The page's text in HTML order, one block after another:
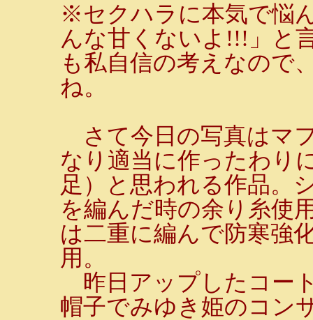
※セクハラに本気で悩
んな甘くないよ!!!」と
も私自信の考えなので
ね。
さて今日の写真はマ
なり適当に作ったわり
足）と思われる作品。
を編んだ時の余り糸使
は二重に編んで防寒強
用。
昨日アップしたコー
帽子でみゆき姫のコン